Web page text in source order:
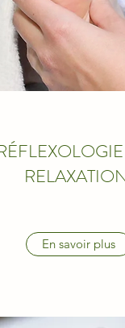
En savoir plus